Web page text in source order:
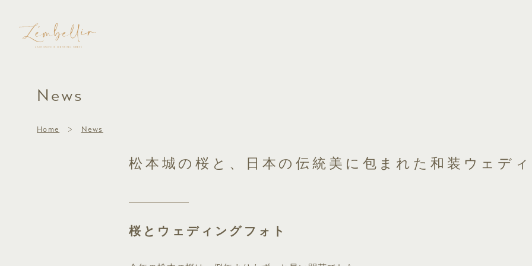
News
Home News
松本城の桜と、日本の伝統美に包まれた和装ウェデ
桜とウェディングフォト